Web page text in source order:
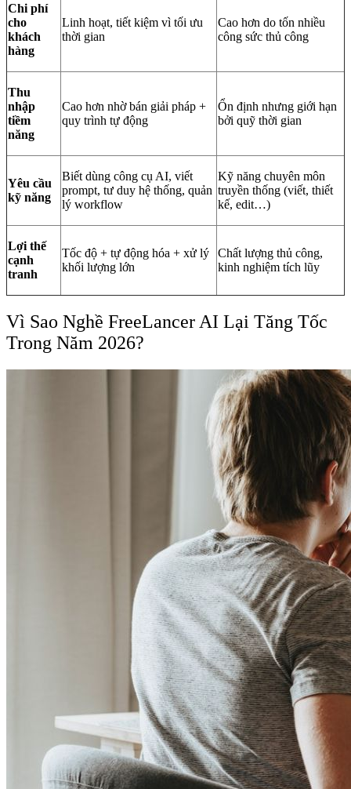
Chi phí
cho
khách
hàng
Linh hoạt, tiết kiệm vì tối ưu
thời gian
Cao hơn do tốn nhiều
công sức thủ công
Thu
nhập
tiềm
năng
Cao hơn nhờ bán giải pháp +
quy trình tự động
Ổn định nhưng giới hạn
bởi quỹ thời gian
Yêu cầu
kỹ năng
Biết dùng công cụ AI, viết
prompt, tư duy hệ thống, quản
lý workflow
Kỹ năng chuyên môn
truyền thống (viết, thiết
kế, edit…)
Lợi thế
cạnh
tranh
Tốc độ + tự động hóa + xử lý
khối lượng lớn
Chất lượng thủ công,
kinh nghiệm tích lũy
Vì Sao Nghề FreeLancer AI Lại Tăng Tốc
Trong Năm 2026?